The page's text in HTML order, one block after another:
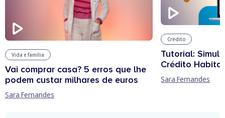
Vida e família
Vai comprar casa? 5 erros que lhe
podem custar milhares de euros
Sara Fernandes
Crédito
Tutorial:
Crédito
Sara Fernandes